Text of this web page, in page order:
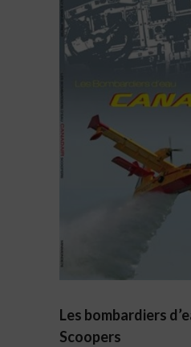
Les bombardiers
Scoopers